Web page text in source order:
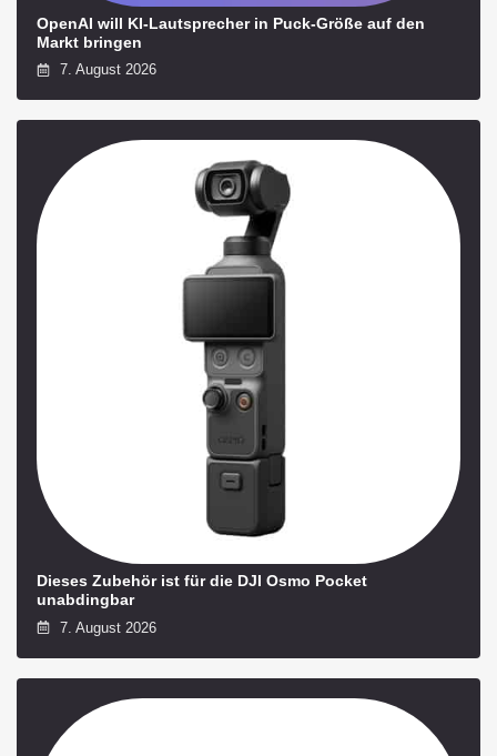
OpenAI will KI-Lautsprecher in Puck-Größe auf den
Markt bringen
7. August 2026
Dieses Zubehör ist für die DJI Osmo Pocket
unabdingbar
7. August 2026